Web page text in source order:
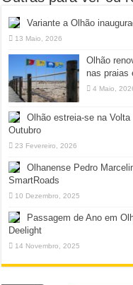
Variante a Olhão
13 Maio, 2026
Olhão
nas praias
4 Maio,
Olhão estreia-se na
Outubro
23 Fevereiro, 2026
Olhanense Pedro
SmartRoads
10 Dezembro, 2025
Passagem de Ano em
Deelight
14 Novembro, 2025